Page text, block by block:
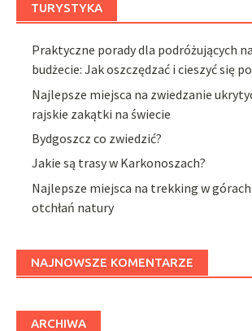
TURYSTYKA
Praktyczne porady dla podróżujących
budżecie: Jak oszczędzać i cieszyć się
Najlepsze miejsca na zwiedzanie
rajskie zakątki na świecie
Bydgoszcz co zwiedzić?
Jakie są trasy w Karkonoszach?
Najlepsze miejsca na trekking w
otchłań natury
NAJNOWSZE KOMENTARZE
ARCHIWA